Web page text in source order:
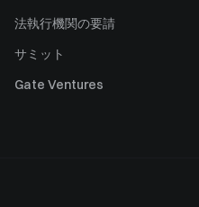
法執行機関の要請
サミット
Gate Ventures